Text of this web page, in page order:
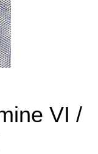
VI /